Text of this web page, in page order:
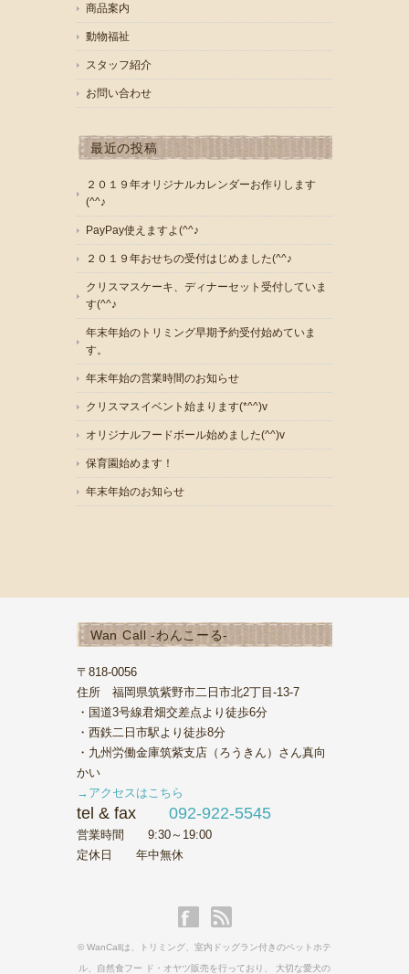
商品案内
動物福祉
スタッフ紹介
お問い合わせ
最近の投稿
２０１９年オリジナルカレンダーお作りします
(^^♪
PayPay使えますよ(^^♪
２０１９年おせちの受付はじめました(^^♪
クリスマスケーキ、ディナーセット受付していま
す(^^♪
年末年始のトリミング早期予約受付始めていま
す。
年末年始の営業時間のお知らせ
クリスマスイベント始まります(*^^)v
オリジナルフードボール始めました(^^)v
保育園始めます！
年末年始のお知らせ
Wan Call -わんこーる-
〒818-0056
住所 福岡県筑紫野市二日市北2丁目-13-7
・国道3号線君畑交差点より徒歩6分
・西鉄二日市駅より徒歩8分
・九州労働金庫筑紫支店（ろうきん）さん真向
かい
→アクセスはこちら
tel & fax 092-922-5545
営業時間 9:30～19:00
定休日 年中無休
© WanCallは、トリミング、室内ドッグラン付きのペットホテ
ル、自然食フー ド・オヤツ販売を行っており、 大切な愛犬の